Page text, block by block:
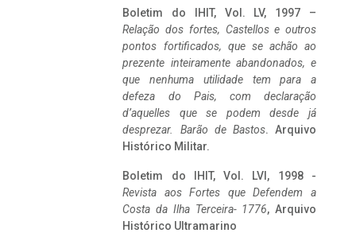
Boletim do IHIT, Vol. LV, 1997 –
Relação dos fortes, Castellos e outros
pontos fortificados, que se achão ao
prezente inteiramente abandonados, e
que nenhuma utilidade tem para a
defeza do Pais, com declaração
d’aquelles que se podem desde já
desprezar. Barão de Bastos. Arquivo
Histórico Militar.
Boletim do IHIT, Vol. LVI, 1998 -
Revista aos Fortes que Defendem a
Costa da Ilha Terceira- 1776, Arquivo
Histórico Ultramarino